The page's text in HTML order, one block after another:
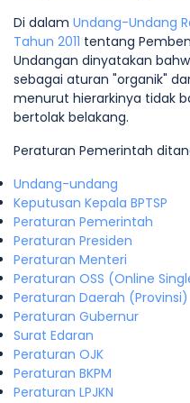
Di dalam Undang-Undang
Tahun 2011 tentang
Undangan dinyatakan
sebagai aturan "organik"
menurut hierarkinya tidak
bertolak belakang.
Peraturan Pemerintah
Undang-undang
Keputusan Kepala BPTSP
Peraturan Pemerintah
Peraturan Presiden
Peraturan Menteri
Peraturan OSS (Online
Peraturan Daerah (Provinsi)
Peraturan Gubernur
Surat Edaran
Peraturan OJK
Peraturan BKPM
Peraturan LPJKN